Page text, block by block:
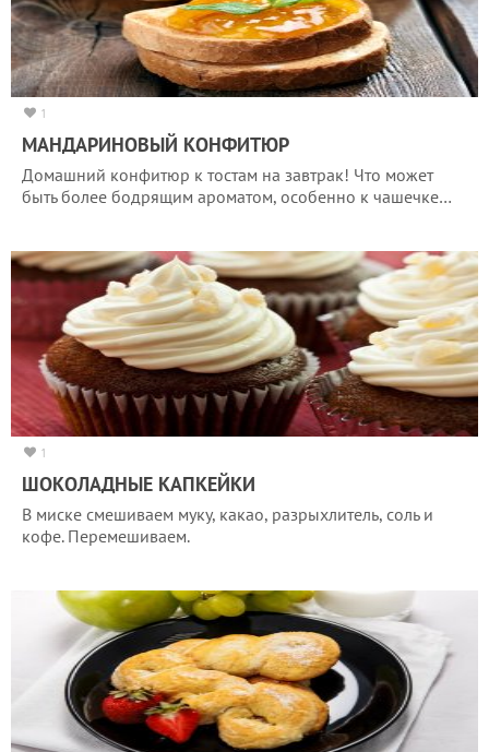
1
МАНДАРИНОВЫЙ КОНФИТЮР
Домашний конфитюр к тостам на завтрак! Что может
быть более бодрящим ароматом, особенно к чашечке…
1
ШОКОЛАДНЫЕ КАПКЕЙКИ
В миске смешиваем муку, какао, разрыхлитель, соль и
кофе. Перемешиваем.